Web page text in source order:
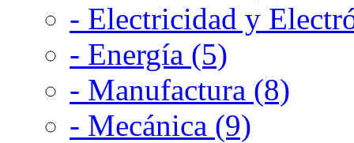
- Electricidad y
- Energía (5)
- Manufactura (8)
- Mecánica (9)